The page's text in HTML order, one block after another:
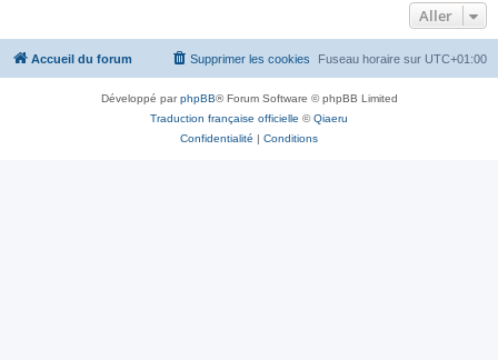
Aller
Accueil du forum Fuseau horaire sur UTC+01:00
Supprimer les cookies
Développé parphpBB® Forum Software © phpBB Limited
Traduction française officielle ©Qiaeru
Confidentialité | Conditions